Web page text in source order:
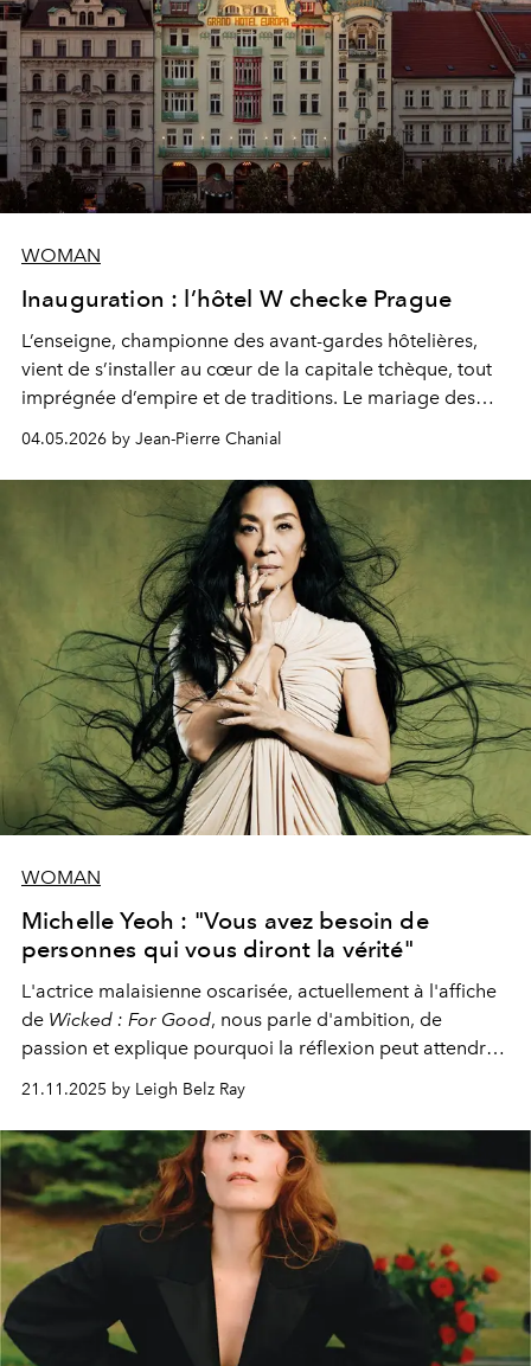
WOMAN
Inauguration : l’hôtel W checke Prague
L’enseigne, championne des avant-gardes hôtelières,
vient de s’installer au cœur de la capitale tchèque, tout
imprégnée d’empire et de traditions. Le mariage des
04.05.2026 by Jean-Pierre Chanial
WOMAN
Michelle Yeoh : "Vous avez besoin de
personnes qui vous diront la vérité"
L'actrice malaisienne oscarisée, actuellement à l'affiche
de Wicked : For Good, nous parle d'ambition, de
passion et explique pourquoi la réflexion peut attendre.
personnage qui dit : 'C'est mon désir, mon ambition, ma
volonté. Je m'en fiche si vous ne comprenez pas'."
21.11.2025 by Leigh Belz Ray